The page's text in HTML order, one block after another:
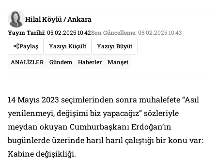
Hilal Köylü / Ankara
Yayın Tarihi:05.02.2025 10:42Son Güncelleme:05.02.2025 10:43
Paylaş
Yazıyı Küçült Yazıyı Büyüt
ANALİZLER Gündem Haberler Manşet
14 Mayıs 2023 seçimlerinden sonra muhalefete “Asıl
yenilenmeyi, değişimi biz yapacağız” sözleriyle
meydan okuyan Cumhurbaşkanı Erdoğan’ın
bugünlerde üzerinde harıl harıl çalıştığı bir konu var:
Kabine değişikliği.